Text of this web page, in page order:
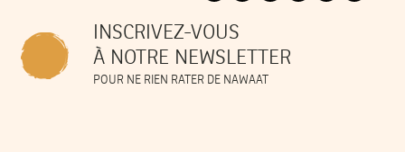
INSCRIVEZ-VOUS
À NOTRE NEWSLETTER
POUR NE RIEN RATER DE NAWAAT